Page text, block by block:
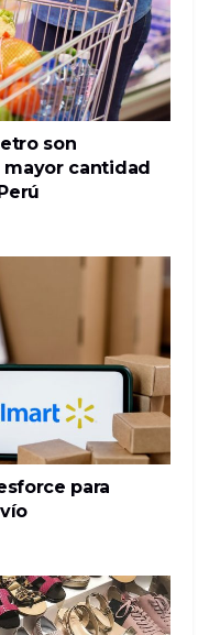
son
cantidad
para